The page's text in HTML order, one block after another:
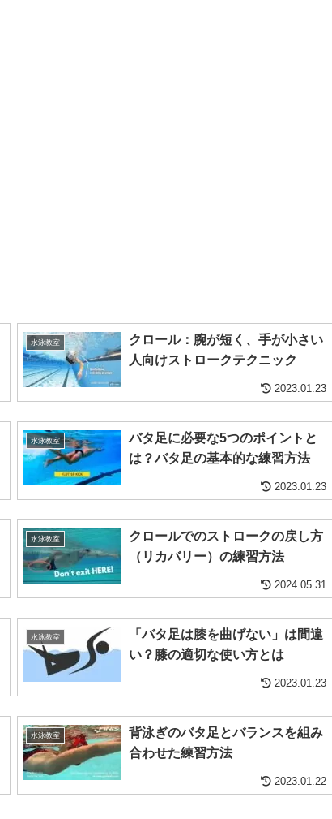
水泳教室
クロール：腕が短く、手が小さい
人向けストロークテクニック
2023.01.23
水泳教室
バタ足に必要な5つのポイントと
は？バタ足の基本的な練習方法
2023.01.23
水泳教室
クロールでのストロークの戻し方
（リカバリー）の練習方法
2024.05.31
水泳教室
「バタ足は膝を曲げない」は間違
い？膝の適切な使い方とは
2023.01.23
水泳教室
背泳ぎのバタ足とバランスを組み
合わせた練習方法
2023.01.22